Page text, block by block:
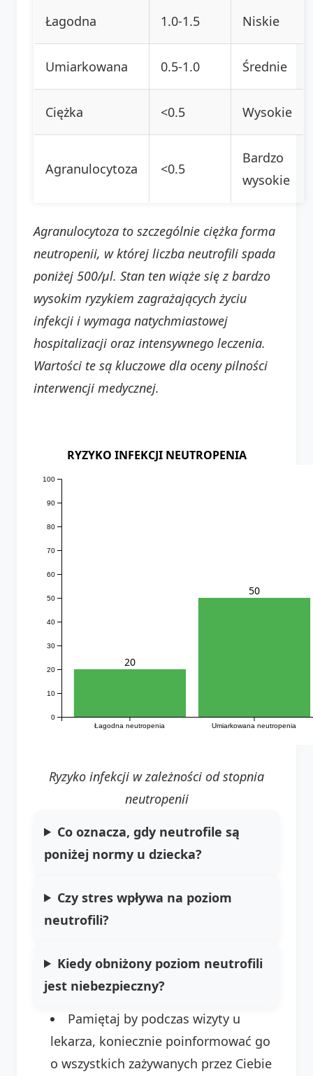
Łagodna 1.0-1.5 Niskie
Umiarkowana 0.5-1.0 Średnie
Ciężka <0.5 Wysokie
Agranulocytoza <0.5
Bardzo
wysokie
Agranulocytoza to szczególnie ciężka forma
neutropenii, w której liczba neutrofili spada
poniżej 500/µl. Stan ten wiąże się z bardzo
wysokim ryzykiem zagrażających życiu
infekcji i wymaga natychmiastowej
hospitalizacji oraz intensywnego leczenia.
Wartości te są kluczowe dla oceny pilności
interwencji medycznej.
RYZYKO INFEKCJI NEUTROPENIA
Łagodna neutropenia Umiarkowana neutropenia
0
10
20
30
40
50
60
70
80
90
100
20
50
Ryzyko infekcji w zależności od stopnia
neutropenii
Co oznacza, gdy neutrofile są
poniżej normy u dziecka?
Czy stres wpływa na poziom
neutrofili?
Kiedy obniżony poziom neutrofili
jest niebezpieczny?
Pamiętaj by podczas wizyty u
lekarza, koniecznie poinformować go
o wszystkich zażywanych przez Ciebie